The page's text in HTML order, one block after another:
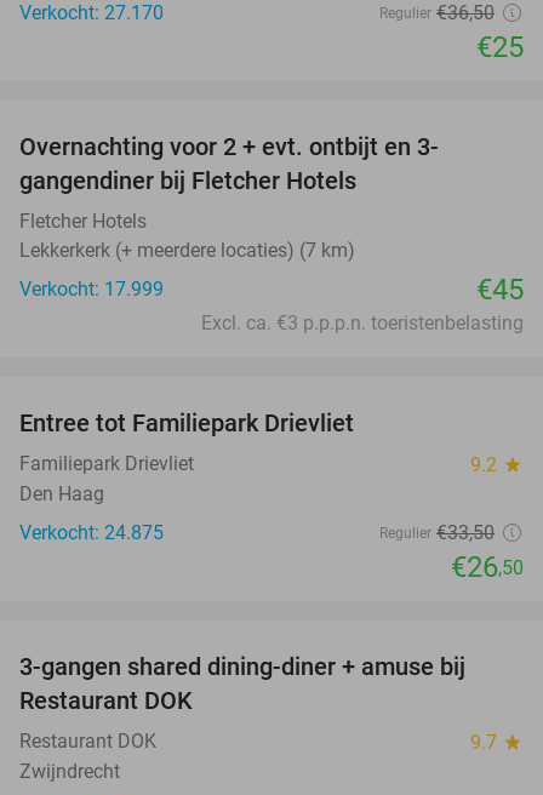
Verkocht: 27.170 Regulier €36,50
€25
Overnachting voor 2 + evt. ontbijt en 3-
gangendiner bij Fletcher Hotels
Fletcher Hotels
Lekkerkerk (+ meerdere locaties) (7 km)
Verkocht: 17.999
€45
Excl. ca. €3 p.p.p.n. toeristenbelasting
Entree tot Familiepark Drievliet
Familiepark Drievliet 9.2 star
Den Haag
Verkocht: 24.875
Regulier €33,50
€26,50
3-gangen shared dining-diner + amuse bij
Restaurant DOK
Restaurant DOK 9.7 star
Zwijndrecht